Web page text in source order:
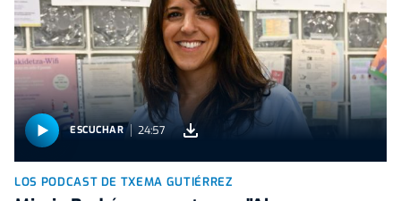
ESCUCHAR 24:57
LOS PODCAST DE TXEMA GUTIÉRREZ